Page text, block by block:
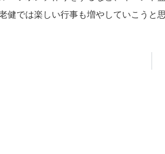
健では楽しい行事も増やしていこうと思